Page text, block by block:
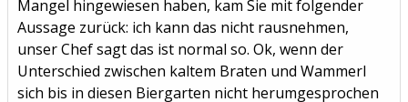
Mangel hingewiesen haben, kam Sie mit folgender
Aussage zurück: ich kann das nicht rausnehmen,
unser Chef sagt das ist normal so. Ok, wenn der
Unterschied zwischen kaltem Braten und Wammerl
sich bis in diesen Biergarten nicht herumgesprochen